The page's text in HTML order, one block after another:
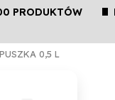
PRODUKTÓW
0,5 L